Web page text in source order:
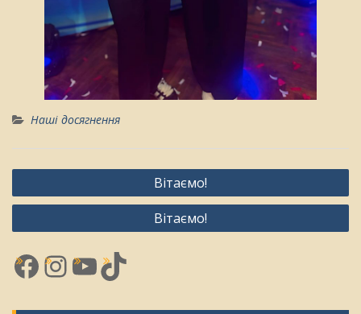
Наші досягнення
Навігація
записів
Вітаємо!
Вітаємо!
Facebook
Instagram
YouTube
TikTok